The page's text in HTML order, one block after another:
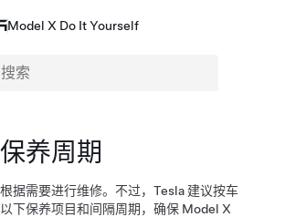
Model X Do It Yourself
养周期
据需要进行维修。不过，Tesla 建议按车
下保养项目和间隔周期，确保 Model X